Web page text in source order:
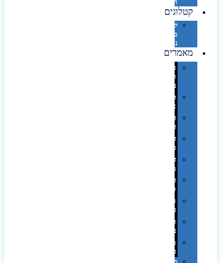
היקפי
קטלוגים
קטלוג
מוצרי
נייר
מאמרים
גימורים
והשבחות
בדפוס
דפוס
אופסט
דפוס
דיגיטלי
דפוס
טמפון
דפוס
משי
דפוס
סובלימציה
הדפס
פרוצס
חריטה
בלייזר
מהו
פנטון?